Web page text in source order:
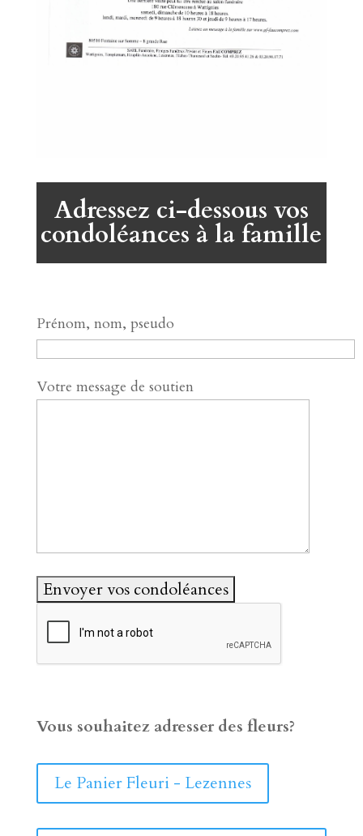
Adressez ci-dessous vos
condoléances à la famille
Prénom, nom, pseudo
Votre message de soutien
Vous souhaitez adresser des fleurs?
Le Panier Fleuri - Lezennes